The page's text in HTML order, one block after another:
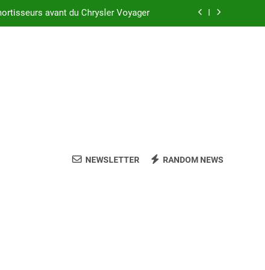
l’achat d’un LMNP d’occasion
arrière Nivomat en 2025 ?
avant du Chrysler Voyager
Voyager : ce que vous devez savoir
NEWSLETTER RANDOM NEWS